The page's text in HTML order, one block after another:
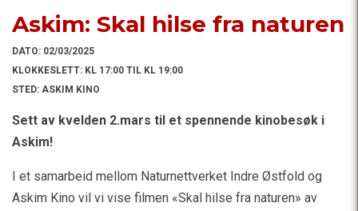
Askim: Skal hilse fra naturen
DATO: 02/03/2025
KLOKKESLETT: KL 17:00 TIL KL 19:00
STED: ASKIM KINO
Sett av kvelden 2.mars til et spennende kinobesøk i
Askim!
I et samarbeid mellom Naturnettverket Indre Østfold og
Askim Kino vil vi vise filmen «Skal hilse fra naturen» av